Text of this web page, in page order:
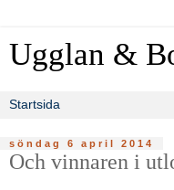
Ugglan &
söndag 6 april 2014
Och vinnaren i